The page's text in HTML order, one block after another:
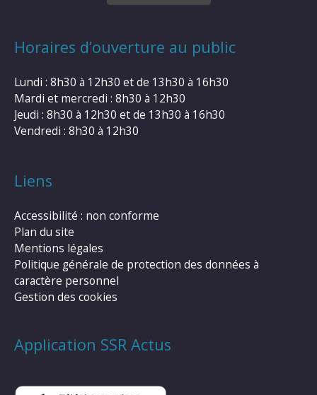
Horaires d’ouverture au public
Lundi : 8h30 à 12h30 et de 13h30 à 16h30
Mardi et mercredi : 8h30 à 12h30
Jeudi : 8h30 à 12h30 et de 13h30 à 16h30
Vendredi : 8h30 à 12h30
Liens
Accessibilité : non conforme
Plan du site
Mentions légales
Politique générale de protection des données à
caractère personnel
Gestion des cookies
Application SSR Actus